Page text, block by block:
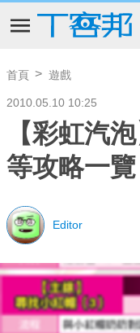
首頁 遊戲
2010.05.10 10:25
【彩虹汽
等攻略一覽
Editor